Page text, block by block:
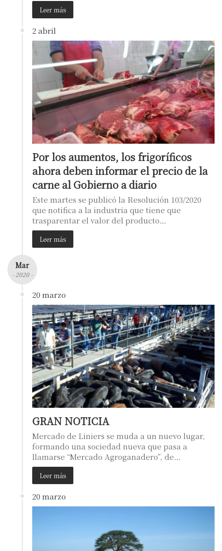
Leer más
2 abril
Por los aumentos, los frigoríficos
ahora deben informar el precio de la
carne al Gobierno a diario
Este martes se publicó la Resolución 103/2020
que notifica a la industria que tiene que
trasparentar el valor del producto…
Leer más
Mar
- 2020 -
20 marzo
GRAN NOTICIA
Mercado de Liniers se muda a un nuevo lugar,
formando una sociedad nueva que pasa a
llamarse “Mercado Agroganadero”, de…
Leer más
20 marzo